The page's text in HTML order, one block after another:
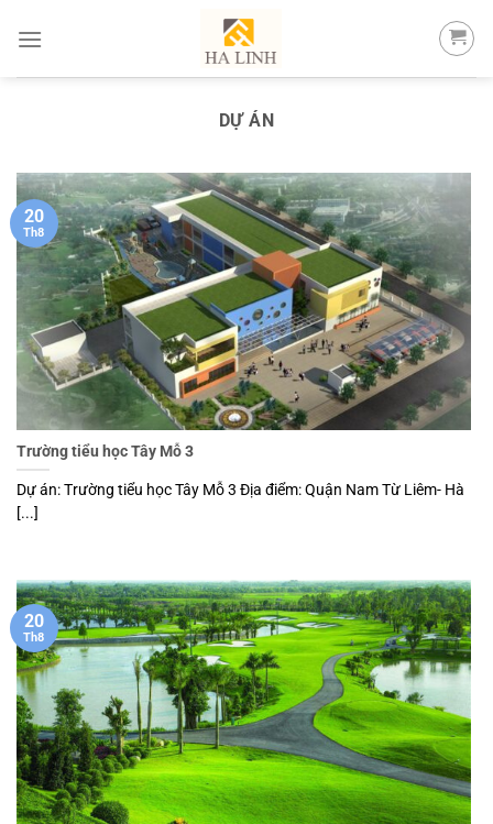
DỰ ÁN
Trường tiểu học Tây Mỗ 3
Dự án: Trường tiểu học Tây Mỗ 3 Địa điểm: Quận Nam Từ Liêm- Hà
[...]
20
Th8
20
Th8